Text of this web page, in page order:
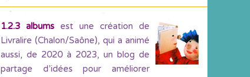
1.2.3 albums est une création de
Livralire (Chalon/Saône), qui a animé
aussi, de 2020 à 2023, un blog de
partage d’idées pour améliorer